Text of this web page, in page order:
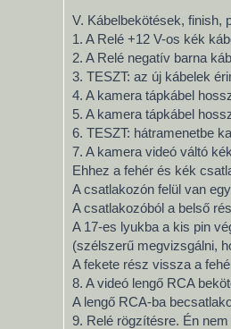
V. Kábelbekötések, finish,
1. A Relé +12 V-os kék
2. A Relé negatív barna
3. TESZT: az új kábelek
4. A kamera tápkábel
5. A kamera tápkábel
6. TESZT: hátramenetbe
7. A kamera videó váltó
Ehhez a fehér és kék
A csatlakozón felül van
A csatlakozóból a belső
A 17-es lyukba a kis pin
(szélszerű megvizsgálni,
A fekete rész vissza a
8. A videó lengő RCA
A lengő RCA-ba
9. Relé rögzítésre. Én